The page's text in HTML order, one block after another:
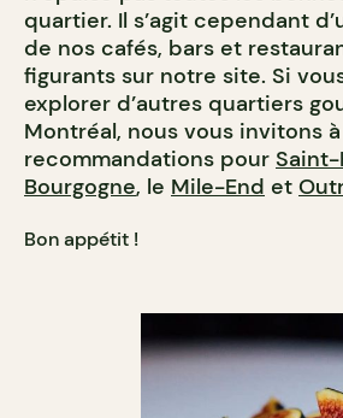
quartier. Il s’agit cependant
de nos cafés, bars et
figurants sur notre site. Si
explorer d’autres quartiers
Montréal, nous vous invitons
recommandations pour
Bourgogne, le Mile-End et
Bon appétit !